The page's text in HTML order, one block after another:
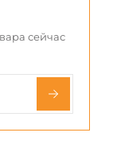
сейчас